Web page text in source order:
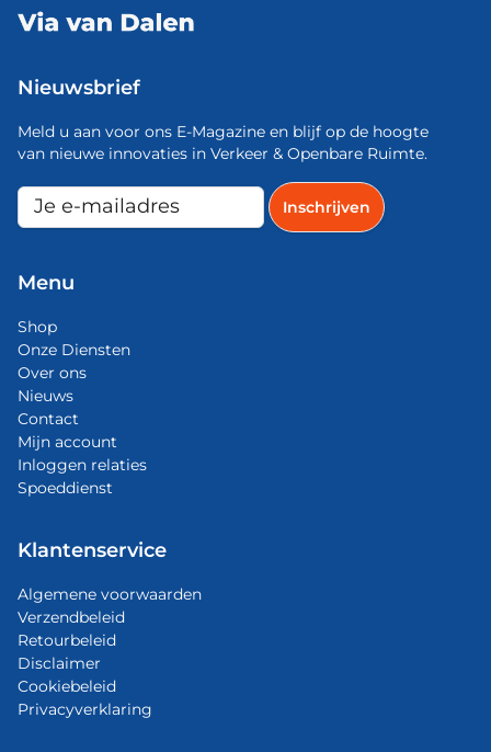
Nieuwsbrief
Meld u aan voor ons E-Magazine en blijf op de hoogte
van nieuwe innovaties in Verkeer & Openbare Ruimte.
Menu
Shop
Onze Diensten
Over ons
Nieuws
Contact
Mijn account
Inloggen relaties
Spoeddienst
Klantenservice
Algemene voorwaarden
Verzendbeleid
Retourbeleid
Disclaimer
Cookiebeleid
Privacyverklaring